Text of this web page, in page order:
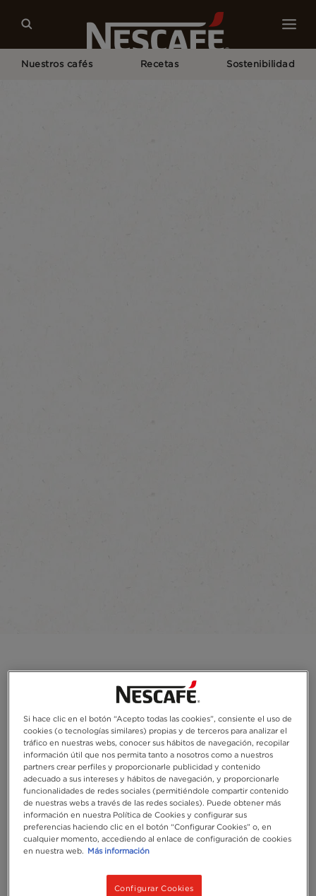
Nuestros cafés Recetas Sostenibilidad
Si hace clic en el botón “Acepto todas las cookies”, consiente el uso de
cookies (o tecnologías similares) propias y de terceros para analizar el
tráfico en nuestras webs, conocer sus hábitos de navegación, recopilar
información útil que nos permita tanto a nosotros como a nuestros
partners crear perfiles y proporcionarle publicidad y contenido
adecuado a sus intereses y hábitos de navegación, y proporcionarle
funcionalidades de redes sociales (permitiéndole compartir contenido
de nuestras webs a través de las redes sociales). Puede obtener más
información en nuestra Política de Cookies y configurar sus
preferencias haciendo clic en el botón “Configurar Cookies” o, en
cualquier momento, accediendo al enlace de configuración de cookies
en nuestra web. Más información
Configurar Cookies